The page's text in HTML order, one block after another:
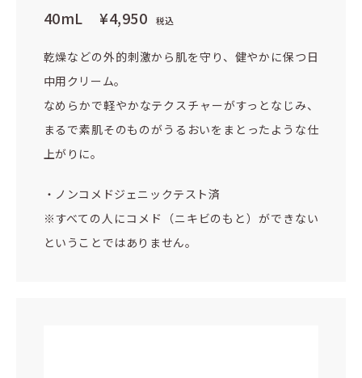
40mL ¥4,950 税込
乾燥などの外的刺激から肌を守り、健やかに保つ日
中用クリーム。
なめらかで軽やかなテクスチャーがすっとなじみ、
まるで素肌そのものがうるおいをまとったような仕
上がりに。
・ノンコメドジェニックテスト済
※すべての人にコメド（ニキビのもと）ができない
ということではありません。